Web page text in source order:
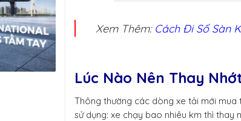
Xem Thêm: Cách Đi Số Sàn
Lúc Nào Nên Thay
Thông thường các dòng xe tải mới
sử dụng: xe chạy bao nhiêu km thì thay